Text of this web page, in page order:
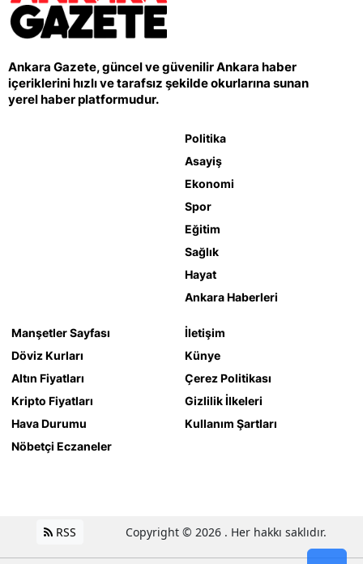
Ankara Gazete, güncel ve güvenilir Ankara haber
içeriklerini hızlı ve tarafsız şekilde okurlarına sunan
yerel haber platformudur.
Politika
Asayiş
Ekonomi
Spor
Eğitim
Sağlık
Hayat
Ankara Haberleri
Manşetler Sayfası
Döviz Kurları
Altın Fiyatları
Kripto Fiyatları
Hava Durumu
Nöbetçi Eczaneler
İletişim
Künye
Çerez Politikası
Gizlilik İlkeleri
Kullanım Şartları
RSS Copyright © 2026 . Her hakkı saklıdır.